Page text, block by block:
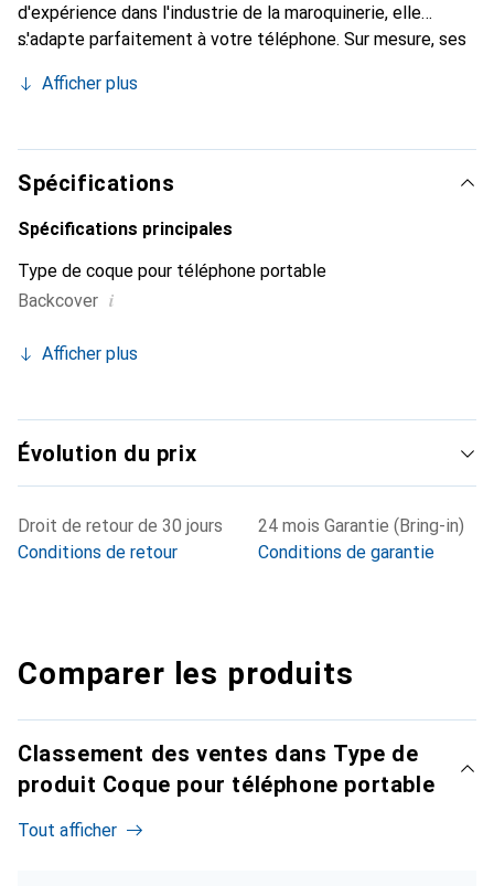
d'expérience dans l'industrie de la maroquinerie, elle
s'adapte parfaitement à votre téléphone. Sur mesure, ses
Elle devient un accessoire chic et indispensable pour votre
produits de haute qualité, la marque Noreve est un choix
fiable pour une clientèle exigeante.
Afficher plus
Spécifications
Spécifications principales
Type de coque pour téléphone portable
Backcover i
Afficher plus
Évolution du prix
Droit de retour de 30 jours
Conditions de retour
24 mois Garantie (Bring-in)
Conditions de garantie
Comparer les produits
Classement des ventes dans Type de
produit Coque pour téléphone portable
Tout afficher